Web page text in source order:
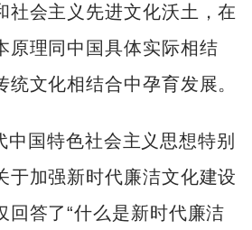
社会主义先进文化沃土，在
原理同中国具体实际相结
文化相结合中孕育发展。
中国特色社会主义思想特别
于加强新时代廉洁文化建设
回答了“什么是新时代廉洁